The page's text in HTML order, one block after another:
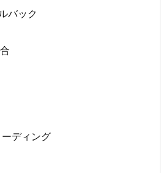
バック
ディング